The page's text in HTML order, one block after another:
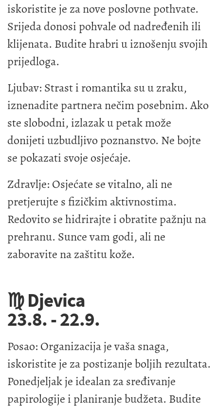
iskoristite je za nove poslovne pothvate.
Srijeda donosi pohvale od nadređenih ili
klijenata. Budite hrabri u iznošenju svojih
prijedloga.
Ljubav: Strast i romantika su u zraku,
iznenadite partnera nečim posebnim. Ako
ste slobodni, izlazak u petak može
donijeti uzbudljivo poznanstvo. Ne bojte
se pokazati svoje osjećaje.
Zdravlje: Osjećate se vitalno, ali ne
pretjerujte s fizičkim aktivnostima.
Redovito se hidrirajte i obratite pažnju na
prehranu. Sunce vam godi, ali ne
zaboravite na zaštitu kože.
♍ Djevica
23.8. - 22.9.
Posao: Organizacija je vaša snaga,
iskoristite je za postizanje boljih rezultata.
Ponedjeljak je idealan za sređivanje
papirologije i planiranje budžeta. Budite